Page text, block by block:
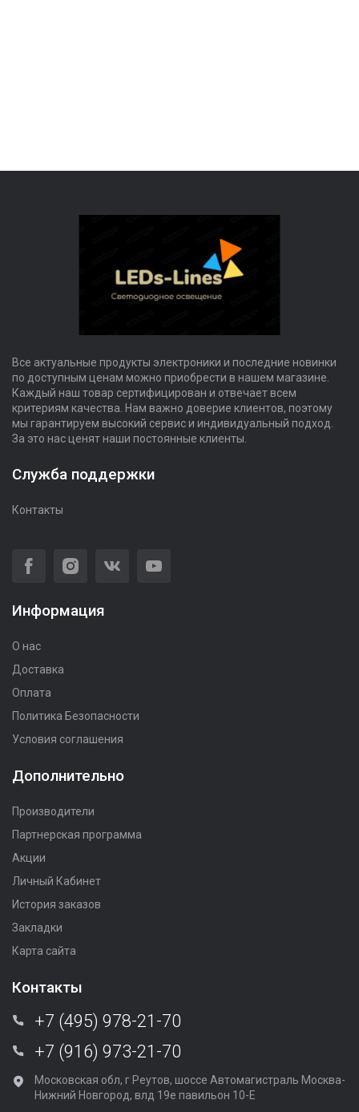
Все актуальные продукты электроники и последние новинки
по доступным ценам можно приобрести в нашем магазине.
Каждый наш товар сертифицирован и отвечает всем
критериям качества. Нам важно доверие клиентов, поэтому
мы гарантируем высокий сервис и индивидуальный подход.
За это нас ценят наши постоянные клиенты.
Служба поддержки
Контакты
Информация
О нас
Доставка
Оплата
Политика Безопасности
Условия соглашения
Дополнительно
Производители
Партнерская программа
Акции
Личный Кабинет
История заказов
Закладки
Карта сайта
Контакты
+7 (495) 978-21-70
+7 (916) 973-21-70
Московская обл, г Реутов, шоссе Автомагистраль Москва-
Нижний Новгород, влд 19е павильон 10-Е